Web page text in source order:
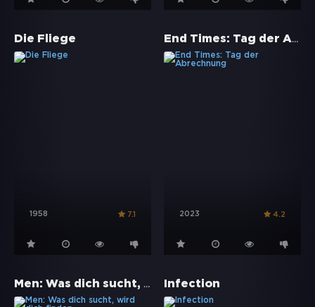
Die Fliege
1958 7.1
End Times: Tag der Abrechnung
2023 4.2
Men: Was dich sucht, wird dich finden Infection